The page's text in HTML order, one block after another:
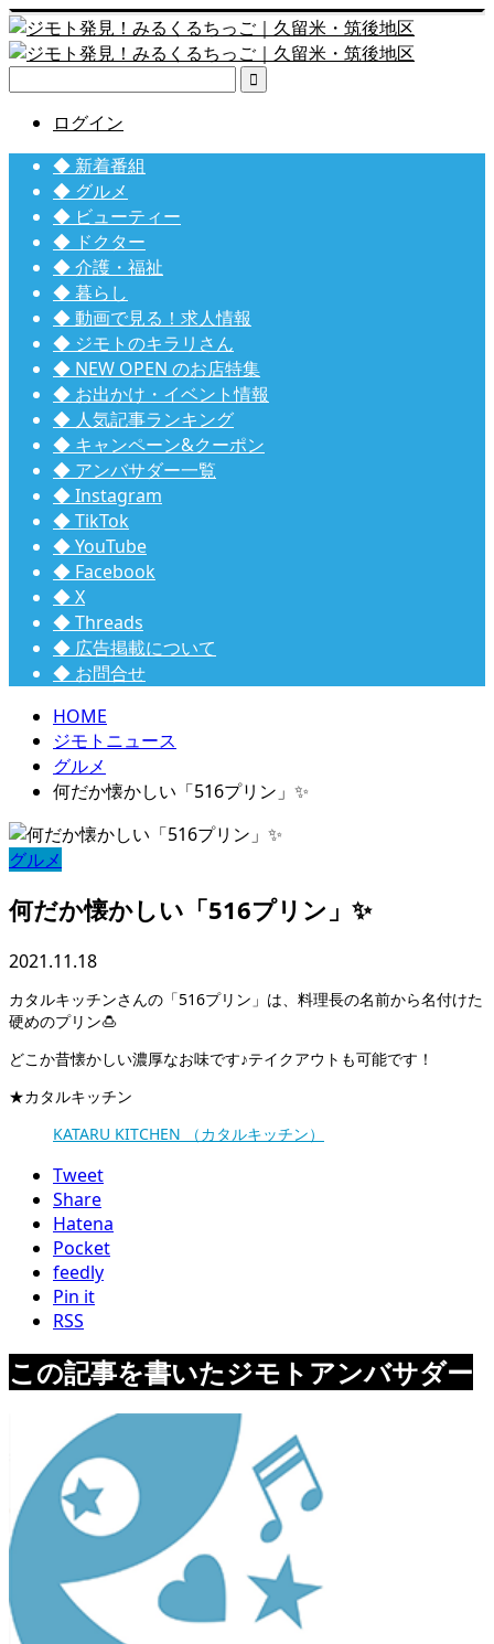

ログイン
◆ 新着番組
◆ グルメ
◆ ビューティー
◆ ドクター
◆ 介護・福祉
◆ 暮らし
◆ 動画で見る！求人情報
◆ ジモトのキラリさん
◆ NEW OPEN のお店特集
◆ お出かけ・イベント情報
◆ 人気記事ランキング
◆ キャンペーン&クーポン
◆ アンバサダー一覧
◆ Instagram
◆ TikTok
◆ YouTube
◆ Facebook
◆ X
◆ Threads
◆ 広告掲載について
◆ お問合せ
HOME
ジモトニュース
グルメ
何だか懐かしい「516プリン」✨
グルメ
何だか懐かしい「516プリン」✨
2021.11.18
カタルキッチンさんの「516プリン」は、料理長の名前から名付けた
硬めのプリン🍮
どこか昔懐かしい濃厚なお味です♪テイクアウトも可能です！
★カタルキッチン
KATARU KITCHEN （カタルキッチン）
Tweet
Share
Hatena
Pocket
feedly
Pin it
RSS
この記事を書いたジモトアンバサダー